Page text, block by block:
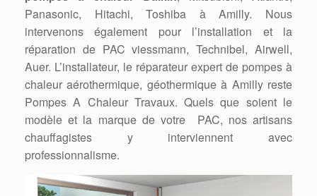
Panasonic, Hitachi, Toshiba à Amilly. Nous
intervenons également pour l’installation et la
réparation de PAC viessmann, Technibel, Airwell,
Auer. L’installateur, le réparateur expert de pompes à
chaleur aérothermique, géothermique à Amilly reste
Pompes A Chaleur Travaux. Quels que soient le
modèle et la marque de votre PAC, nos artisans
chauffagistes y interviennent avec
professionnalisme.